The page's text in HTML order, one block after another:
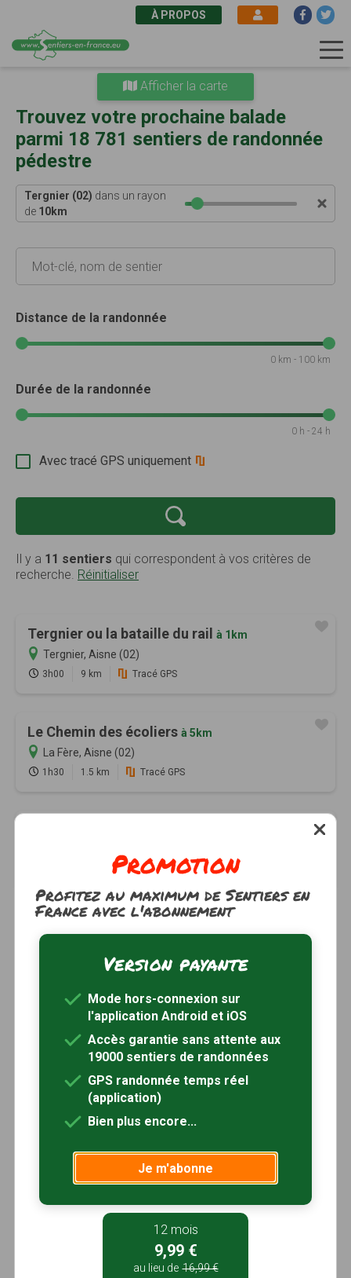
principal
À PROPOS
Trouvez votre prochaine balade
parmi 18 781 sentiers de randonnée
pédestre
Tergnier (02) dans un rayon
de 10km
Distance de la randonnée
0 km - 100 km
Durée de la randonnée
0 h - 24 h
Avec tracé GPS uniquement
Il y a 11 sentiers qui correspondent à vos critères de
recherche. Réinitialiser
Tergnier ou la bataille du rail
à 1km
Tergnier, Aisne (02)
3h00 9 km Tracé GPS
Le Chemin des écoliers à 5km
La Fère, Aisne (02)
1h30 1.5 km Tracé GPS
Tracé GPS
Afficher la carte
Promotion
Profitez au maximum de Sentiers en
France avec l'abonnement
Version payante
Mode hors-connexion sur
l'application Android et iOS
Accès garantie sans attente aux
19000 sentiers de randonnées
GPS randonnée temps réel
(application)
Bien plus encore...
Je m'abonne
12 mois
9,99 €
au lieu de 16,99 €